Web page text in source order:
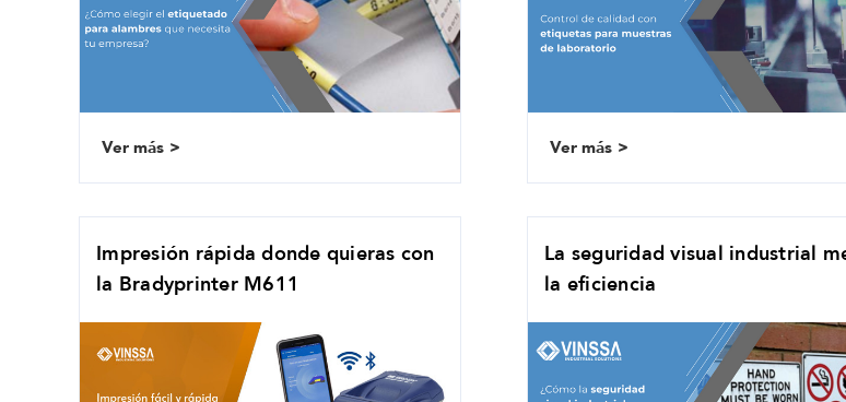
Ver más Ver más
Impresión rápida donde quieras con
la Bradyprinter M611
La seguridad visual industrial
la eficiencia